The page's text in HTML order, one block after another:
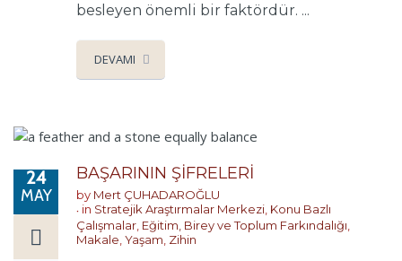
besleyen önemli bir faktördür. ...
DEVAMI
24
MAY
BAŞARININ ŞİFRELERİ
by Mert ÇUHADAROĞLU
in Stratejik Araştırmalar Merkezi Konu Bazlı
Çalışmalar Eğitim, Birey ve Toplum Farkındalığı
Makale Yaşam Zihin